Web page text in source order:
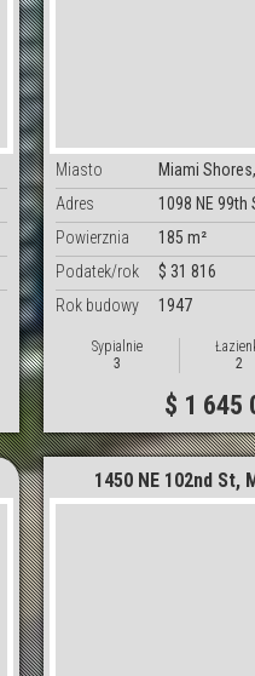
Miasto
Miami
Adres
1098 NE 99th
Powierznia
185 m²
Podatek/rok
$ 31 816
Rok budowy
1947
Sypialnie
3
2
$ 1 645
1450 NE 102nd St,